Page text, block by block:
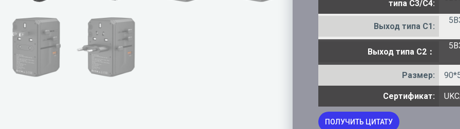
типа C3/C4:
Выход типа C1:
Выход типа C2：
Размер:
Сертификат:
ПОЛУЧИТЬ ЦИТАТУ